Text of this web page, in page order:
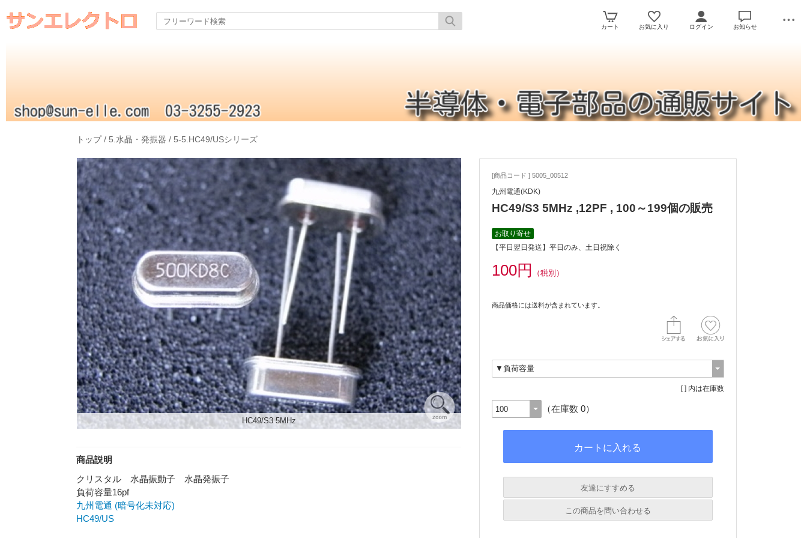
カート お気に入り ログイン お知らせ
トップ/ 5.水晶・発振器 / 5-5.HC49/USシリーズ
HC49/S3 5MHz
商品説明
クリスタル​ 水晶振動子​ 水晶発振子​​
負荷容量16pf
九州電通 (暗号化未対応)
HC49/US
[商品コード ] 5005_00512
九州電通(KDK)
HC49/S3 5MHz ,12PF , 100～199個の販売
お取り寄せ
【平日翌日発送】平日のみ、土日祝除く
100円 （税別）
商品価格には送料が含まれています。
[ ] 内は在庫数
（在庫数 0）
友達にすすめる
必須
この商品を問い合わせる